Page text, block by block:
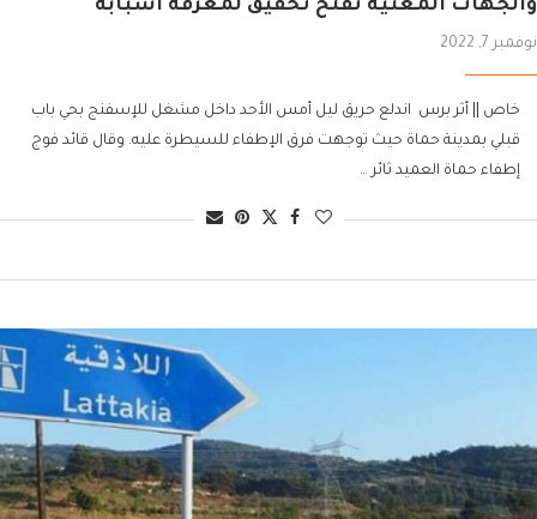
والجهات المعنية تفتح تحقيق لمعرفة أسبابه
نوفمبر 7, 2022
خاص || أثر برس اندلع حريق ليل أمس الأحد داخل مشغل للإسفنج بحي باب
قبلي بمدينة حماة حيث توجهت فرق الإطفاء للسيطرة عليه. وقال قائد فوج
إطفاء حماة العميد ثائر …